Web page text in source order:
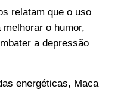
relatam que o uso
o humor,
a depressão
energéticas, Maca